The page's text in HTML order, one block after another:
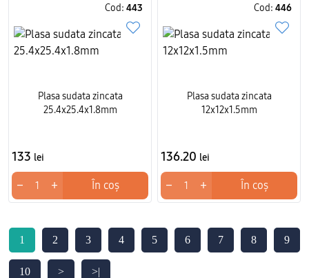
Cod: 443
Plasa sudata zincata
25.4x25.4x1.8mm
133 lei
− + În coș
Cod: 446
Plasa sudata zincata
12x12x1.5mm
136.20 lei
− + În coș
1 2 3 4 5 6 7 8 9
10 > >|